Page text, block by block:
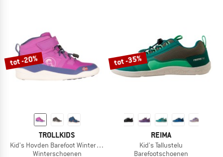
tot -20%
TROLLKIDS
Kid's Hovden Barefoot Winter Hiker
Winterschoenen
tot -35%
REIMA
Kid's Tallustelu
Barefootschoenen